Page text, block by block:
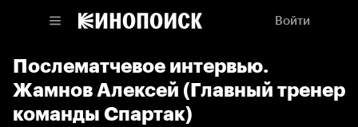
Войти
Послематчевое интервью.
Жамнов Алексей (Главный тренер
команды Спартак)